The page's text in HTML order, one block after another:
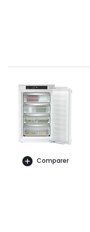
Comparer